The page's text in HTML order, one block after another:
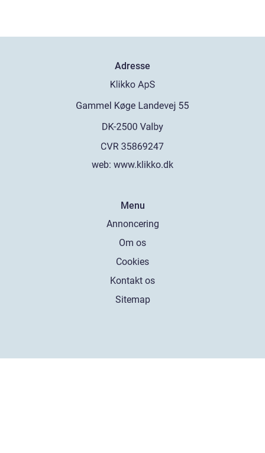
Adresse
web: www.klikko.dk
Menu
Annoncering
Om os
Cookies
Kontakt os
Sitemap